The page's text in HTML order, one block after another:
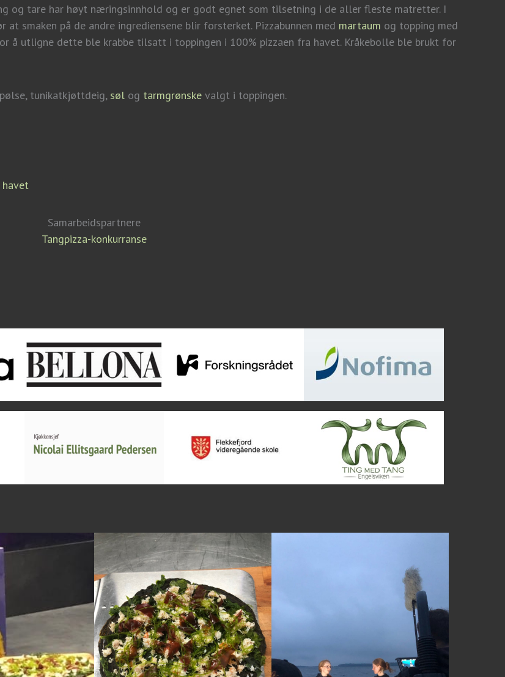
og tare har høyt næringsinnhold og er godt egnet som tilsetning i de aller fleste matretter. I
smaken på de andre ingrediensene blir forsterket. Pizzabunnen med martaum og topping med
å utligne dette ble krabbe tilsatt i toppingen i 100% pizzaen fra havet. Kråkebolle ble brukt for
tunikatkjøttdeig,søl og tarmgrønske valgt i toppingen.
havet
Samarbeidspartnere
Tangpizza-konkurranse